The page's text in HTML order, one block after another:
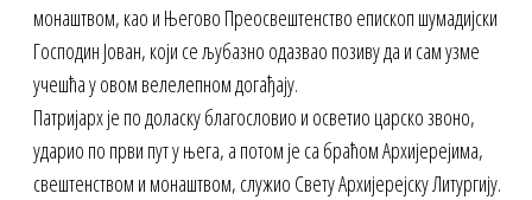
монаштвом, као и Његово Преосвештенство епископ шумадијски
Господин Јован, који се љубазно одазвао позиву да и сам узме
учешћа у овом велелепном догађају.
Патријарх је по доласку благословио и осветио царско звоно,
ударио по први пут у њега, а потом је са браћом Архијерејима,
свештенством и монаштвом, служио Свету Архијерејску Литургију.